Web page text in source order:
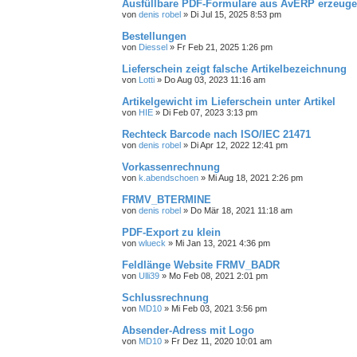
Ausfüllbare PDF-Formulare aus AvERP
von denis robel » Di Jul 15, 2025 8:53 pm
Bestellungen
von Diessel » Fr Feb 21, 2025 1:26 pm
Lieferschein zeigt falsche Artikelbezeichnung
von Lotti » Do Aug 03, 2023 11:16 am
Artikelgewicht im Lieferschein unter Artikel
von HIE » Di Feb 07, 2023 3:13 pm
Rechteck Barcode nach ISO/IEC 21471
von denis robel » Di Apr 12, 2022 12:41 pm
Vorkassenrechnung
von k.abendschoen » Mi Aug 18, 2021 2:26 pm
FRMV_BTERMINE
von denis robel » Do Mär 18, 2021 11:18 am
PDF-Export zu klein
von wlueck » Mi Jan 13, 2021 4:36 pm
Feldlänge Website FRMV_BADR
von Ulli39 » Mo Feb 08, 2021 2:01 pm
Schlussrechnung
von MD10 » Mi Feb 03, 2021 3:56 pm
Absender-Adress mit Logo
von MD10 » Fr Dez 11, 2020 10:01 am